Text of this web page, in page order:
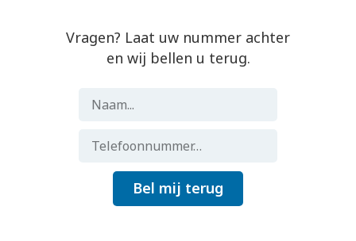
Vragen? Laat uw nummer achter
en wij bellen u terug.
Bel mij terug